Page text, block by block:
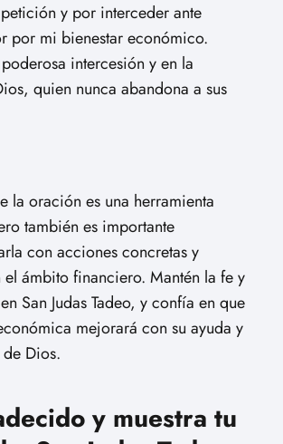
y por interceder ante
por mi bienestar económico.
intercesión y en la
quien nunca abandona a sus
la oración es una herramienta
también es importante
con acciones concretas y
el ámbito financiero. Mantén la fe y
San Judas Tadeo, y confía en que
mejorará con su ayuda y
Dios.
y muestra tu